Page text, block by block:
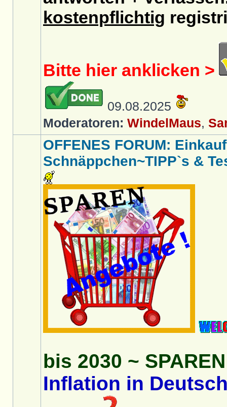
kostenpflichtig
Bitte hier anklicken >
09.08.2025
Moderatoren: WindelMaus,
OFFENES FORUM:
Schnäppchen~TIPP`s &
bis 2030 ~
Inflation in